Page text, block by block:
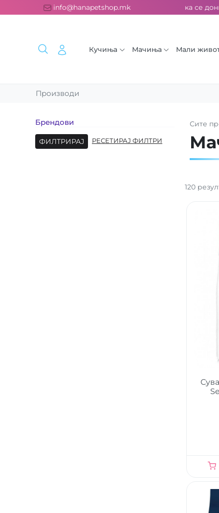
info@hanapetshop.mk
испорака над 2000 ден. ››› 2% од секоја сметка се
Кучиња Мачиња Мали
Производи
Брендови
ФИЛТРИРАЈ РЕСЕТИРАЈ ФИЛТРИ
Сите
120